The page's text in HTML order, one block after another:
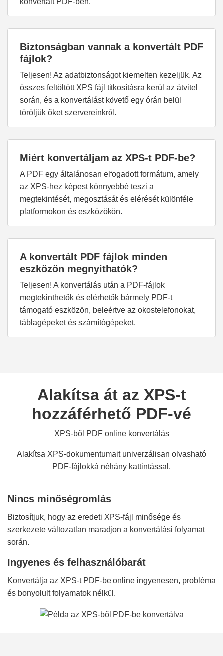
konvertált PDF-ben.
Biztonságban vannak a konvertált PDF
fájlok?
Teljesen! Az adatbiztonságot kiemelten kezeljük. Az
összes feltöltött XPS fájl titkosításra kerül az átvitel
során, és a konvertálást követő egy órán belül
töröljük őket szervereinkről.
Miért konvertáljam az XPS-t PDF-be?
A PDF egy általánosan elfogadott formátum, amely
az XPS-hez képest könnyebbé teszi a
megtekintését, megosztását és elérését különféle
platformokon és eszközökön.
A konvertált PDF fájlok minden
eszközön megnyithatók?
Teljesen! A konvertálás után a PDF-fájlok
megtekinthetők és elérhetők bármely PDF-t
támogató eszközön, beleértve az okostelefonokat,
táblagépeket és számítógépeket.
Alakítsa át az XPS-t
hozzáférhető PDF-vé
XPS-ből PDF online konvertálás
Alakítsa XPS-dokumentumait univerzálisan olvasható
PDF-fájlokká néhány kattintással.
Nincs minőségromlás
Biztosítjuk, hogy az eredeti XPS-fájl minősége és
szerkezete változatlan maradjon a konvertálási folyamat
során.
Ingyenes és felhasználóbarát
Konvertálja az XPS-t PDF-be online ingyenesen, probléma
és bonyolult folyamatok nélkül.